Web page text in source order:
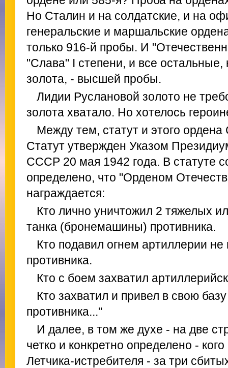
Но Сталин и на солдатские, и на
генеральские и маршальские
только 916-й пробы. И
"Слава" I степени, и все
золота, - высшей пробы.
Лидии Руслановой золото не
золота хватало. Но хотелось
Между тем, статут и этого
Статут утвержден Указом
СССР 20 мая 1942 года. В статуте
определено, что "Орденом
награждается:
Кто лично уничтожил 2 тяжелых
танка (бронемашины) противника.
Кто подавил огнем артиллерии
противника.
Кто с боем захватил
Кто захватил и привел в свою
противника..."
И далее, в том же духе - на две
четко и конкретно определено -
Летчика-истребителя - за три